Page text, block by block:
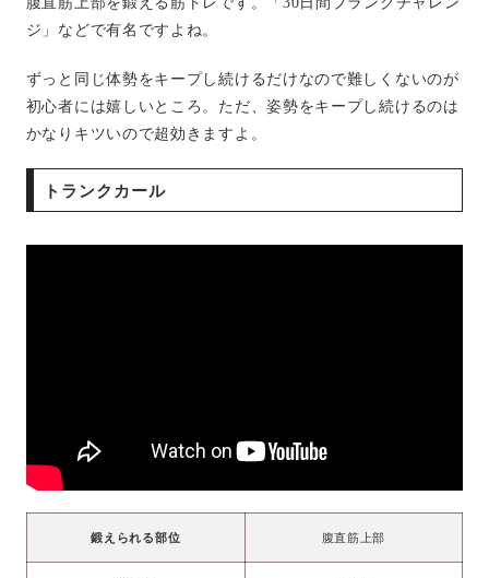
ジ」などで有名ですよね。
ずっと同じ体勢をキープし続けるだけなので難しくないのが
初心者には嬉しいところ。ただ、姿勢をキープし続けるのは
かなりキツいので超効きますよ。
トランクカール
鍛えられる部位 腹直筋上部